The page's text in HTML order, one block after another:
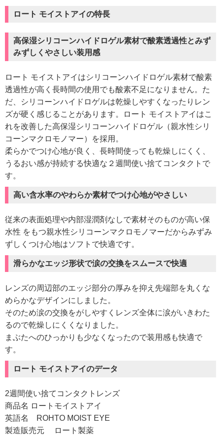
ロート モイストアイの特長
高保湿シリコーンハイドロゲル素材で酸素透過性とみず
みずしくやさしい装用感
ロート モイストアイはシリコーンハイドロゲル素材で酸素
透過性が高く長時間の使用でも酸素不足になりません。た
だ、シリコーンハイドロゲルは乾燥しやすくなったりレン
ズが硬く感じることがあります。ロート モイストアイはこ
れを改善した高保湿シリコーンハイドロゲル（親水性シリ
コーンマクロモノマー）を採用。
柔らかでつけ心地が良く、長時間使っても乾燥しにくく、
うるおい感が持続する快適な２週間使い捨てコンタクトで
す。
高い含水率のやわらか素材でつけ心地がやさしい
従来の表面処理や内部湿潤剤なしで素材そのものが高い保
水性 をもつ親水性シリコーンマクロモノマーだからみずみ
ずしくつけ心地はソフトで快適です。
滑らかなエッジ形状で涙の交換をスムースで快適
レンズの周辺部のエッジ部分の厚みを抑え先端部を丸くな
めらかなデザインにしました。
そのため涙の交換をがしやすくレンズ全体に涙がいきわた
るので乾燥しにくくなりました。
まぶたへのひっかりも少なくなったので装用感も快適で
す。
ロート モイストアイのデータ
2週間使い捨てコンタクトレンズ
商品名 ロートモイストアイ
英語名 ROHTO MOIST EYE
製造販売元 ロート製薬